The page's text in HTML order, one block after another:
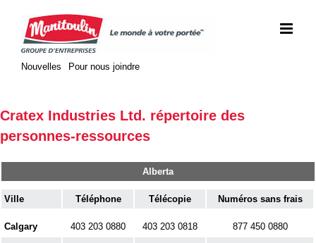
content
Pour nous joindre
Nouvelles
Cratex Industries Ltd. répertoire des
personnes-ressources
Alberta
Ville Téléphone Télécopie Numéros sans frais
Calgary 403 203 0880 403 203 0818
877 450 0880